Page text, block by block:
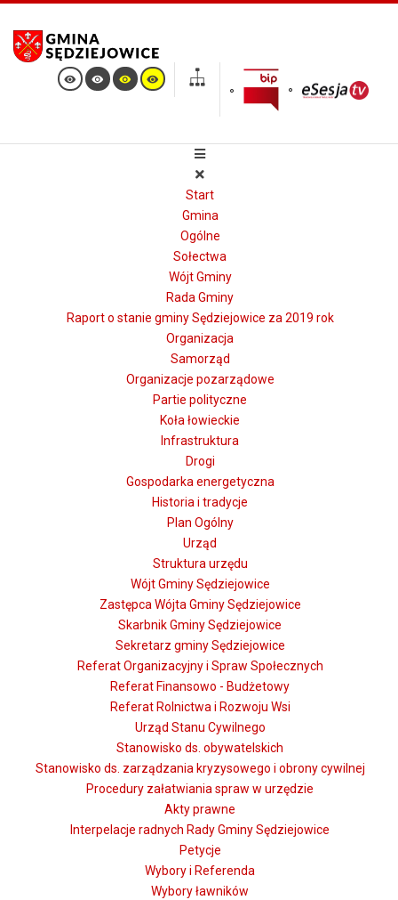
Start
Gmina
Ogólne
Sołectwa
Wójt Gminy
Rada Gminy
Raport o stanie gminy Sędziejowice za 2019 rok
Organizacja
Samorząd
Organizacje pozarządowe
Partie polityczne
Koła łowieckie
Infrastruktura
Drogi
Gospodarka energetyczna
Historia i tradycje
Plan Ogólny
Urząd
Struktura urzędu
Wójt Gminy Sędziejowice
Zastępca Wójta Gminy Sędziejowice
Skarbnik Gminy Sędziejowice
Sekretarz gminy Sędziejowice
Referat Organizacyjny i Spraw Społecznych
Referat Finansowo - Budżetowy
Referat Rolnictwa i Rozwoju Wsi
Urząd Stanu Cywilnego
Stanowisko ds. obywatelskich
Stanowisko ds. zarządzania kryzysowego i obrony cywilnej
Procedury załatwiania spraw w urzędzie
Akty prawne
Interpelacje radnych Rady Gminy Sędziejowice
Petycje
Wybory i Referenda
Wybory ławników